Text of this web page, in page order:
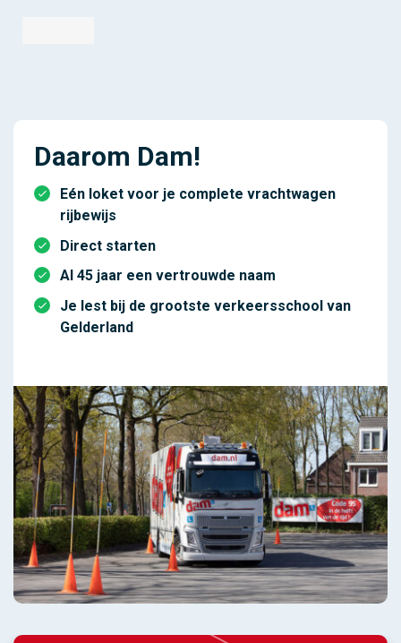
Daarom Dam!
Eén loket voor je complete vrachtwagen
rijbewijs
Direct starten
Al 45 jaar een vertrouwde naam
Je lest bij de grootste verkeersschool van
Gelderland